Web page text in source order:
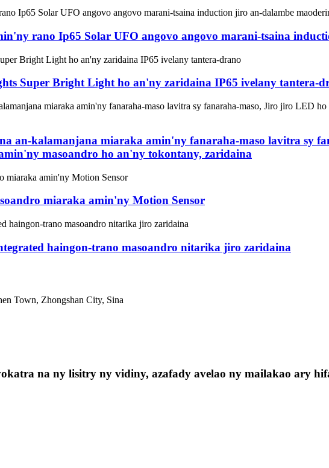
rano Ip65 Solar UFO angovo angovo marani-tsaina
Super Bright Light ho an'ny zaridaina IP65 ivelany tantera-
an-kalamanjana miaraka amin'ny fanaraha-maso lavitra sy
masoandro ho an'ny tokontany, zaridaina
miaraka amin'ny Motion Sensor
haingon-trano masoandro nitarika jiro zaridaina
Town, Zhongshan City, Sina
na ny lisitry ny vidiny, azafady avelao ny mailakao ary